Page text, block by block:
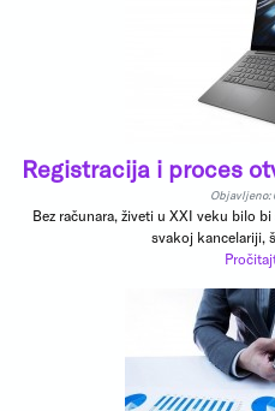
Registracija i proces
Objavljeno:
Bez računara, živeti u XXI veku bilo
svakoj kancelariji,